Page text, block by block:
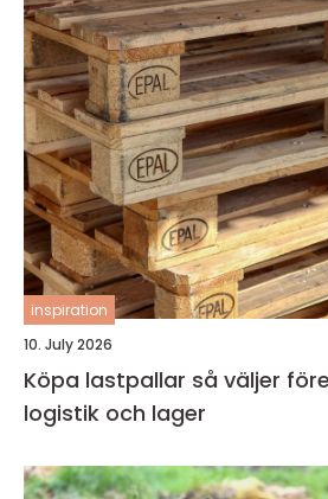
inspiration
10. July 2026
Köpa lastpallar så väljer företag rätt pall för
logistik och lager